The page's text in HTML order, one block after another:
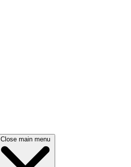
Close main menu